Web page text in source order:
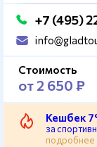
+7 (495)
Стоимость
от 2 650 ₽
Кешбек
за
подробнее